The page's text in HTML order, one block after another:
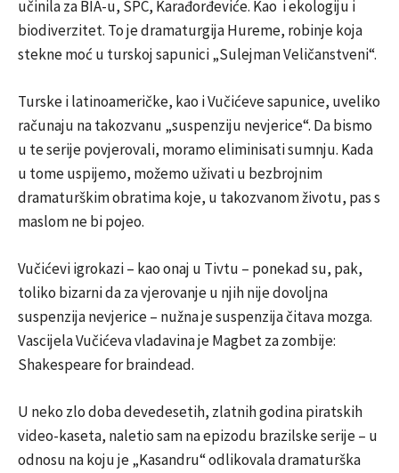
učinila za BIA-u, SPC, Karađorđeviće. Kao i ekologiju i
biodiverzitet. To je dramaturgija Hureme, robinje koja
stekne moć u turskoj sapunici „Sulejman Veličanstveni“.
Turske i latinoameričke, kao i Vučićeve sapunice, uveliko
računaju na takozvanu „suspenziju nevjerice“. Da bismo
u te serije povjerovali, moramo eliminisati sumnju. Kada
u tome uspijemo, možemo uživati u bezbrojnim
dramaturškim obratima koje, u takozvanom životu, pas s
maslom ne bi pojeo.
Vučićevi igrokazi – kao onaj u Tivtu – ponekad su, pak,
toliko bizarni da za vjerovanje u njih nije dovoljna
suspenzija nevjerice – nužna je suspenzija čitava mozga.
Vascijela Vučićeva vladavina je Magbet za zombije:
Shakespeare for braindead.
U neko zlo doba devedesetih, zlatnih godina piratskih
video-kaseta, naletio sam na epizodu brazilske serije – u
odnosu na koju je „Kasandru“ odlikovala dramaturška